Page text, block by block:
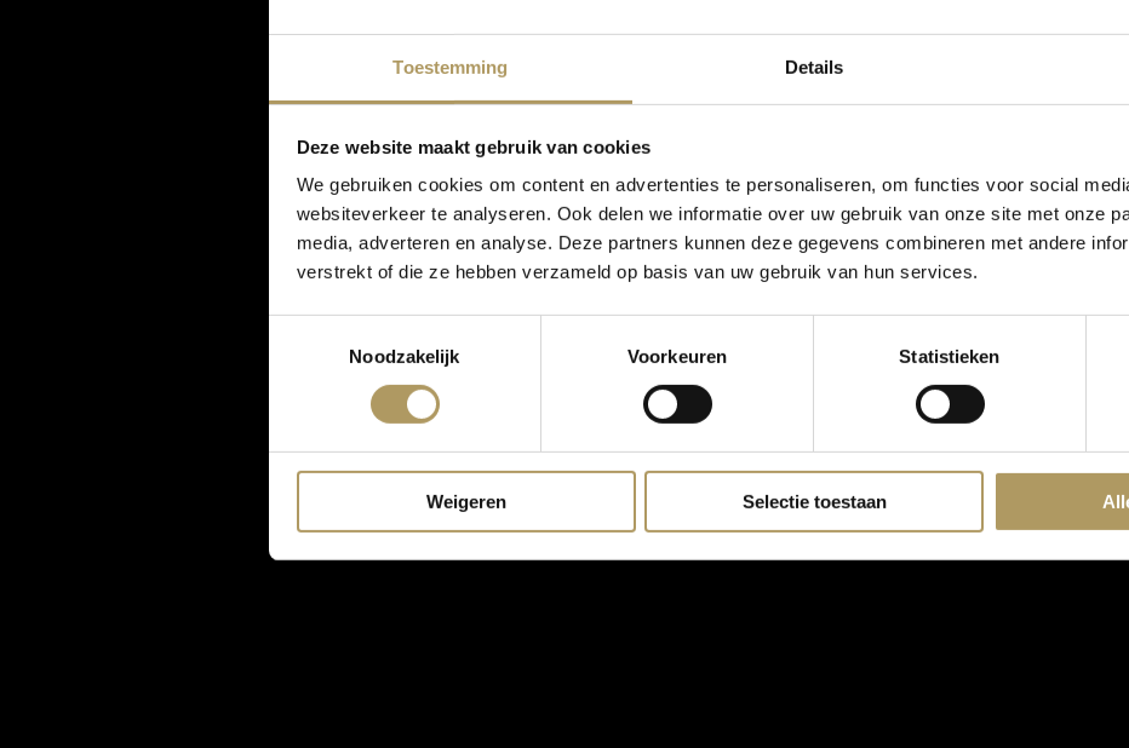
Toestemming Details
Deze website maakt gebruik van cookies
We gebruiken cookies om content en advertenties te personaliseren, om functies voor social
websiteverkeer te analyseren. Ook delen we informatie over uw gebruik van onze site met onze
media, adverteren en analyse. Deze partners kunnen deze gegevens combineren met andere
verstrekt of die ze hebben verzameld op basis van uw gebruik van hun services.
Noodzakelijk
Voorkeuren Statistieken
Weigeren Selectie toestaan